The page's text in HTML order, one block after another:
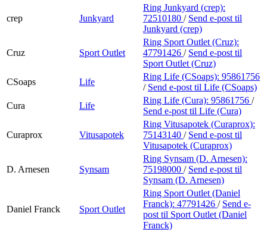
crep Junkyard
Ring Junkyard (crep):
72510180 / Send e-post til
Junkyard (crep)
Cruz Sport Outlet
Ring Sport Outlet (Cruz):
47791426 / Send e-post til
Sport Outlet (Cruz)
CSoaps
Life
Ring Life (CSoaps): 95861756
/ Send e-post til Life (CSoaps)
Cura
Life
Ring Life (Cura): 95861756 /
Send e-post til Life (Cura)
Curaprox Vitusapotek
Ring Vitusapotek (Curaprox):
75143140 / Send e-post til
Vitusapotek (Curaprox)
D. Arnesen Synsam
Ring Synsam (D. Arnesen):
75198000 / Send e-post til
Synsam (D. Arnesen)
Daniel Franck Sport Outlet
Ring Sport Outlet (Daniel
Franck): 47791426 / Send e-
post til Sport Outlet (Daniel
Franck)